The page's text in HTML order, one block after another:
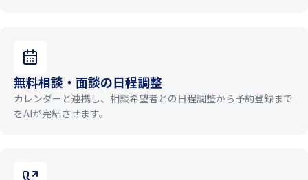
無料相談・面談の日程調整
カレンダーと連携し、相談希望者との日程調整から予約登録まで
をAIが完結させます。